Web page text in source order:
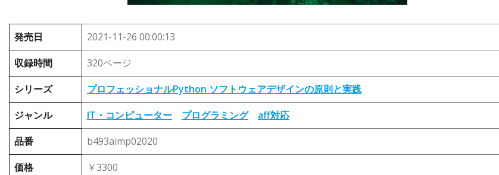
発売日
2021-11-26 00:00:13
収録時間
320ページ
シリーズ
プロフェッショナルPython ソフトウェアデザインの原則と実践
ジャンル
IT・コンピューター プログラミング
aff対応
品番
b493aimp02020
価格
￥3300